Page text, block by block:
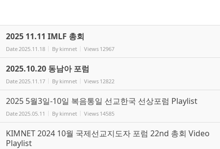
2025 11.11 IMLF 총회
Date 2025.11.18 By kimnet Views 12967
2025.10.20 동남아 포럼
Date 2025.11.17 By kimnet Views 12822
2025 5월3일-10일 복음통일 선교한국 선상포럼 Playlist
Date 2025.05.11 By kimnet Views 14585
KIMNET 2024 10월 국제선교지도자 포럼 22nd 총회 Video
Playlist